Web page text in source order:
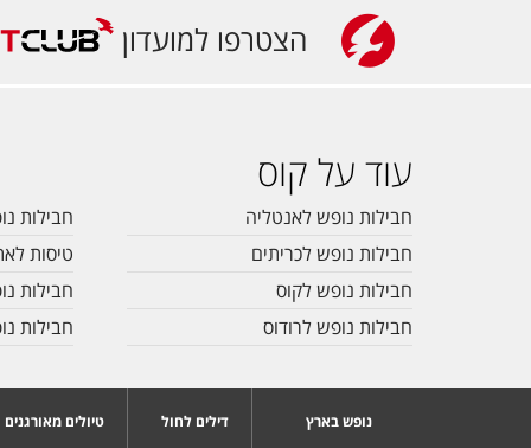
הצטרפו למועדון
עוד על קוס
חבילות נופש לאנטליה
חבילות נופש לכריתים
חבילות נופש לקוס
חבילות נופש לרודוס
חבילות
טיסות
חבילות
חבילות
נופש בארץ
דילים לחול
טיולים מאורגנים